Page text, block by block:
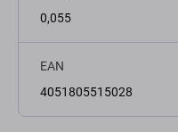
0,055
EAN
4051805515028